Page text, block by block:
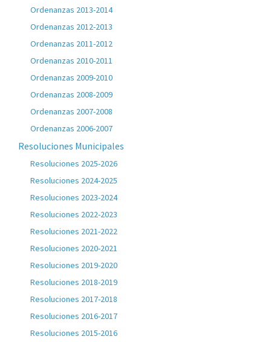
Ordenanzas 2013-2014
Ordenanzas 2012-2013
Ordenanzas 2011-2012
Ordenanzas 2010-2011
Ordenanzas 2009-2010
Ordenanzas 2008-2009
Ordenanzas 2007-2008
Ordenanzas 2006-2007
Resoluciones Municipales
Resoluciones 2025-2026
Resoluciones 2024-2025
Resoluciones 2023-2024
Resoluciones 2022-2023
Resoluciones 2021-2022
Resoluciones 2020-2021
Resoluciones 2019-2020
Resoluciones 2018-2019
Resoluciones 2017-2018
Resoluciones 2016-2017
Resoluciones 2015-2016